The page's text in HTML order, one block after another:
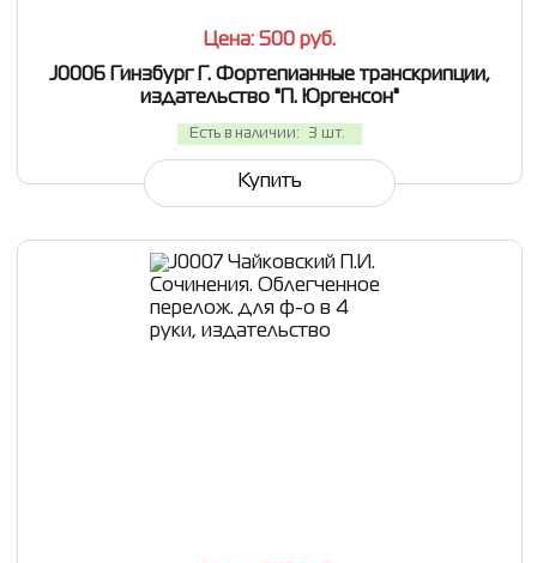
Цена: 500 руб.
J0006 Гинзбург Г. Фортепианные транскрипции,
издательство "П. Юргенсон"
Есть в наличии: 3 шт.
Купить